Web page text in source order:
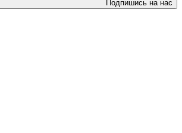
Подпишись на нас